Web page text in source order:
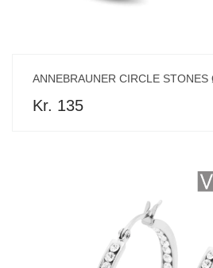
ANNEBRAUNER CIRCLE
Kr. 135